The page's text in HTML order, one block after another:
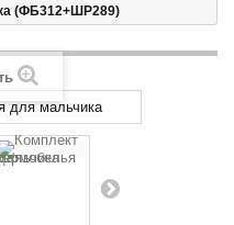
(ФБ312+ШР289)